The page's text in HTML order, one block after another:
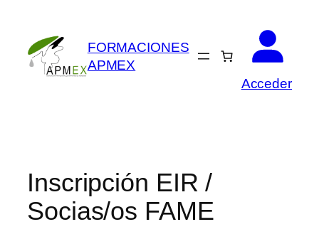
contenido
FORMACIONES
APMEX
Acceder
Inscripción EIR /
Socias/os FAME